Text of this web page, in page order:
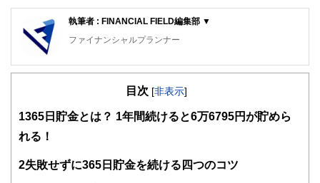
執筆者 : FINANCIAL FIELD編集部 ▼
ファイナンシャルプランナー
FinancialField編集部は、金融、経済に関する記事を、日々
知識がない方でも理解できるようわかりやすく発信していま
関わることで、読者目線のコンテンツを追求しています。
目次 [非表示]
1 365日貯金とは？ 1年間続けると6万6795円が貯めら
れる！
2失敗せずに365日貯金を続ける四つのコツ